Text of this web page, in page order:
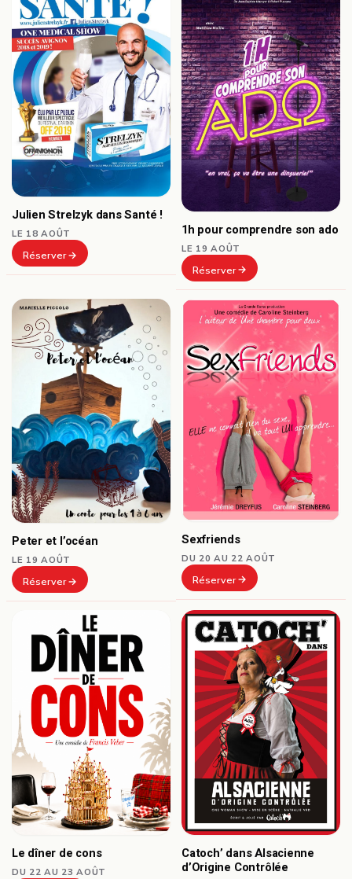
Julien Strelzyk dans Santé !
LE 18 AOÛT
Réserver
1h pour comprendre son ado
LE 19 AOÛT
Réserver
Peter et l’océan
LE 19 AOÛT
Réserver
Sexfriends
DU 20 AU 22 AOÛT
Réserver
Le dîner de cons
DU 22 AU 23 AOÛT
Catoch’ dans Alsacienne
d’Origine Contrôlée